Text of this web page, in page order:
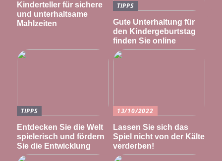
Kinderteller für sichere
und unterhaltsame
Mahlzeiten
TIPPS
Gute Unterhaltung für
den Kindergeburtstag
finden Sie online
TIPPS
Entdecken Sie die Welt
spielerisch und fördern
Sie die Entwicklung
13/10/2022
Lassen Sie sich das
Spiel nicht von der Kälte
verderben!